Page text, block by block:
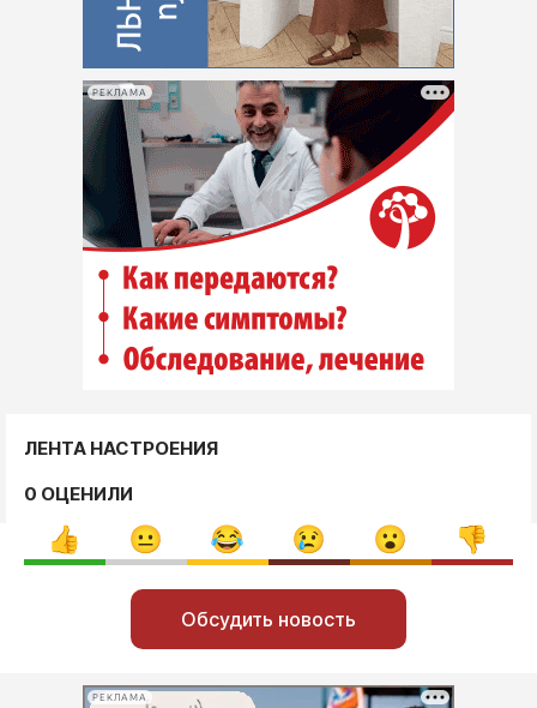
РЕКЛАМА
ЛЕНТА НАСТРОЕНИЯ
0 ОЦЕНИЛИ
Обсудить новость
РЕКЛАМА